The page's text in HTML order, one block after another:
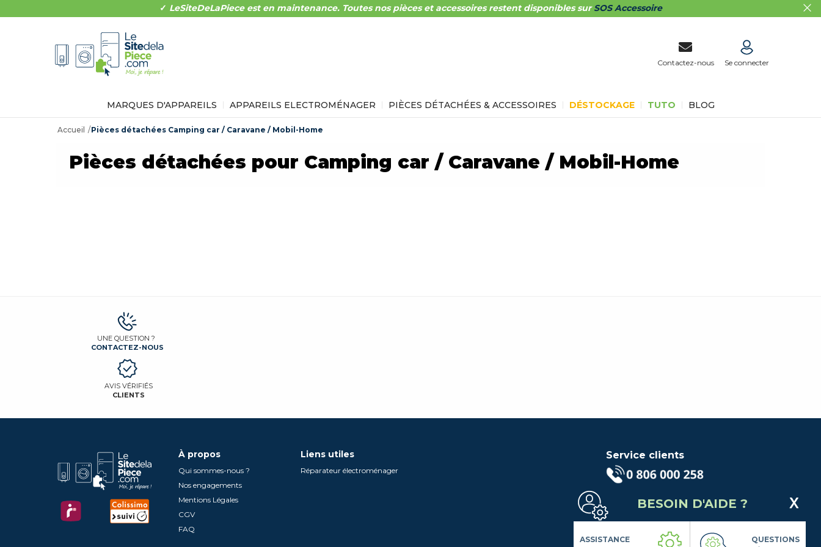
✓ LeSiteDeLaPiece est en maintenance. Toutes nos pièces et accessoires restent disponibles surSOS Accessoire
Contactez-nous Se connecter
MARQUES D'APPAREILS APPAREILS ELECTROMÉNAGER PIÈCES DÉTACHÉES & ACCESSOIRES DÉSTOCKAGE TUTO BLOG
Accueil Pièces détachées Camping car / Caravane / Mobil-Home
Pièces détachées pour Camping car / Caravane / Mobil-Home
UNE QUESTION ?
CONTACTEZ-NOUS
AVIS VÉRIFIÉS
CLIENTS
À propos
Qui sommes-nous ?
Nos engagements
Mentions Légales
CGV
FAQ
Liens utiles
Réparateur électroménager
Service clients
appel local)
Lundi au Vendredi de 9h à 18h
Contactez-Nous
Suivez-nous
BESOIN D'AIDE ?
ASSISTANCE
QUESTIONS